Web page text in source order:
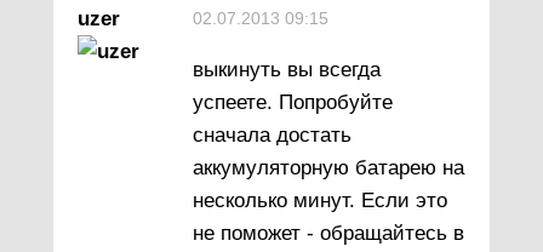
uzer 02.07.2013 09:15
выкинуть вы всегда
успеете. Попробуйте
сначала достать
аккумуляторную батарею на
несколько минут. Если это
не поможет - обращайтесь в